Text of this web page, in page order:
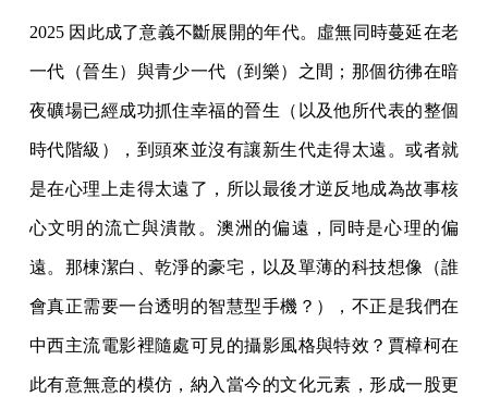
2025 因此成了意義不斷展開的年代。虛無同時蔓延在老
一代（晉生）與青少一代（到樂）之間；那個彷彿在暗
夜礦場已經成功抓住幸福的晉生（以及他所代表的整個
時代階級），到頭來並沒有讓新生代走得太遠。或者就
是在心理上走得太遠了，所以最後才逆反地成為故事核
心文明的流亡與潰散。澳洲的偏遠，同時是心理的偏
遠。那棟潔白、乾淨的豪宅，以及單薄的科技想像（誰
會真正需要一台透明的智慧型手機？），不正是我們在
中西主流電影裡隨處可見的攝影風格與特效？賈樟柯在
此有意無意的模仿，納入當今的文化元素，形成一股更